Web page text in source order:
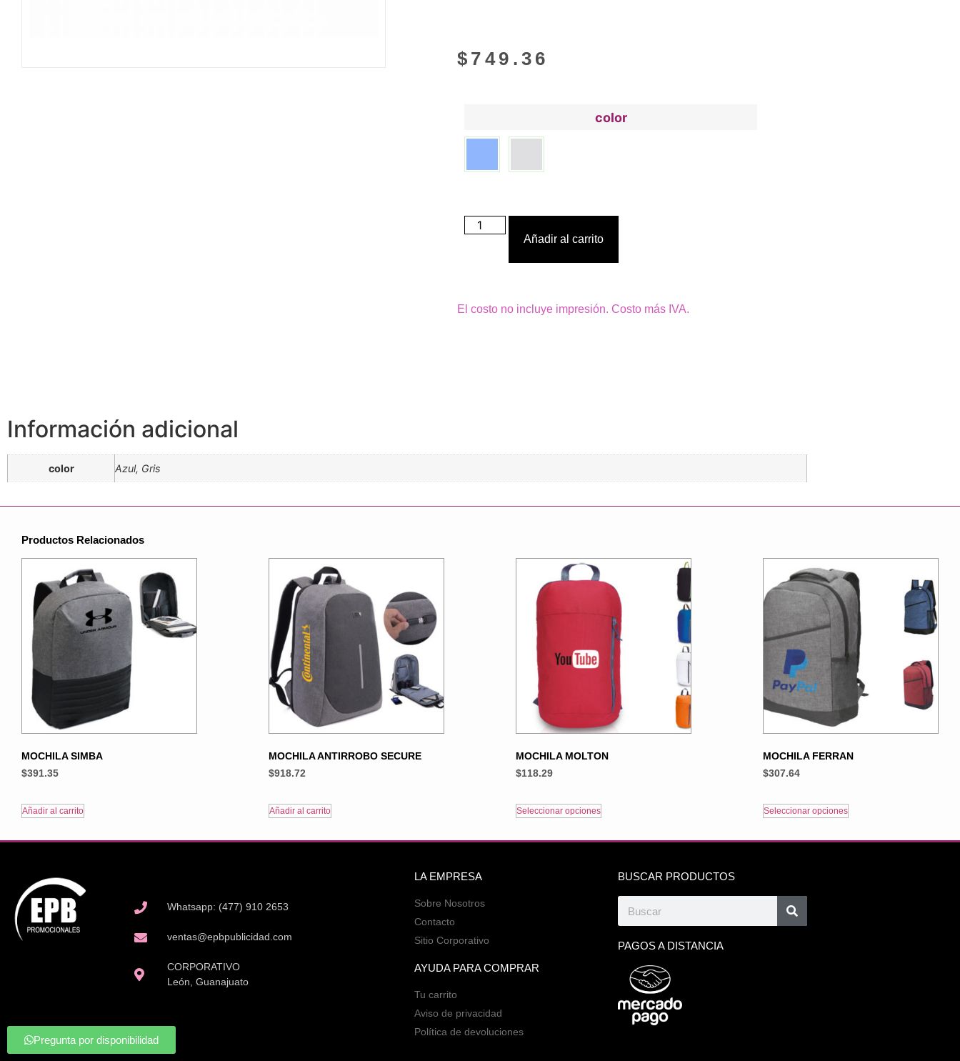
$ 749.36
color
Añadir al carrito
El costo no incluye impresión. Costo más IVA.
Información adicional
color Azul, Gris
Productos Relacionados
MOCHILA SIMBA
$391.35
Añadir al carrito
MOCHILA ANTIRROBO SECURE
$918.72
Añadir al carrito
MOCHILA MOLTON
$118.29
Seleccionar opciones
MOCHILA FERRAN
$307.64
Seleccionar opciones
Whatsapp: (477) 910 2653
ventas@epbpublicidad.com
CORPORATIVO
León, Guanajuato
LA EMPRESA
Sobre Nosotros
Contacto
Sitio Corporativo
AYUDA PARA COMPRAR
Tu carrito
Aviso de privacidad
Política de devoluciones
BUSCAR PRODUCTOS
PAGOS A DISTANCIA
Pregunta por disponibilidad